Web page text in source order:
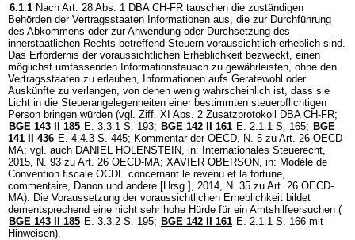
6.1.1 Nach Art. 28 Abs. 1 DBA CH-FR tauschen die zuständigen
Behörden der Vertragsstaaten Informationen aus, die zur Durchführung
des Abkommens oder zur Anwendung oder Durchsetzung des
innerstaatlichen Rechts betreffend Steuern voraussichtlich erheblich sind.
Das Erfordernis der voraussichtlichen Erheblichkeit bezweckt, einen
möglichst umfassenden Informationstausch zu gewährleisten, ohne den
Vertragsstaaten zu erlauben, Informationen aufs Geratewohl oder
Auskünfte zu verlangen, von denen wenig wahrscheinlich ist, dass sie
Licht in die Steuerangelegenheiten einer bestimmten steuerpflichtigen
Person bringen würden (vgl. Ziff. XI Abs. 2 Zusatzprotokoll DBA CH-FR;
BGE 143 II 185 E. 3.3.1 S. 193; BGE 142 II 161 E. 2.1.1 S. 165; BGE
141 II 436 E. 4.4.3 S. 445; Kommentar der OECD, N. 5 zu Art. 26 OECD-
MA; vgl. auch DANIEL HOLENSTEIN, in: Internationales Steuerecht,
2015, N. 93 zu Art. 26 OECD-MA; XAVIER OBERSON, in: Modèle de
Convention fiscale OCDE concernant le revenu et la fortune,
commentaire, Danon und andere [Hrsg.], 2014, N. 35 zu Art. 26 OECD-
MA). Die Voraussetzung der voraussichtlichen Erheblichkeit bildet
dementsprechend eine nicht sehr hohe Hürde für ein Amtshilfeersuchen (
BGE 143 II 185 E. 3.3.2 S. 195; BGE 142 II 161 E. 2.1.1 S. 166 mit
Hinweisen).